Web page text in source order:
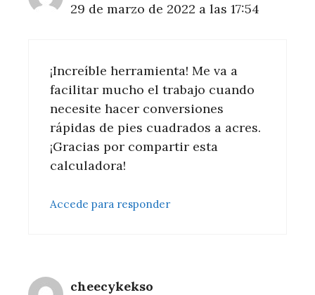
29 de marzo de 2022 a las 17:54
¡Increíble herramienta! Me va a
facilitar mucho el trabajo cuando
necesite hacer conversiones
rápidas de pies cuadrados a acres.
¡Gracias por compartir esta
calculadora!
Accede para responder
cheecykekso